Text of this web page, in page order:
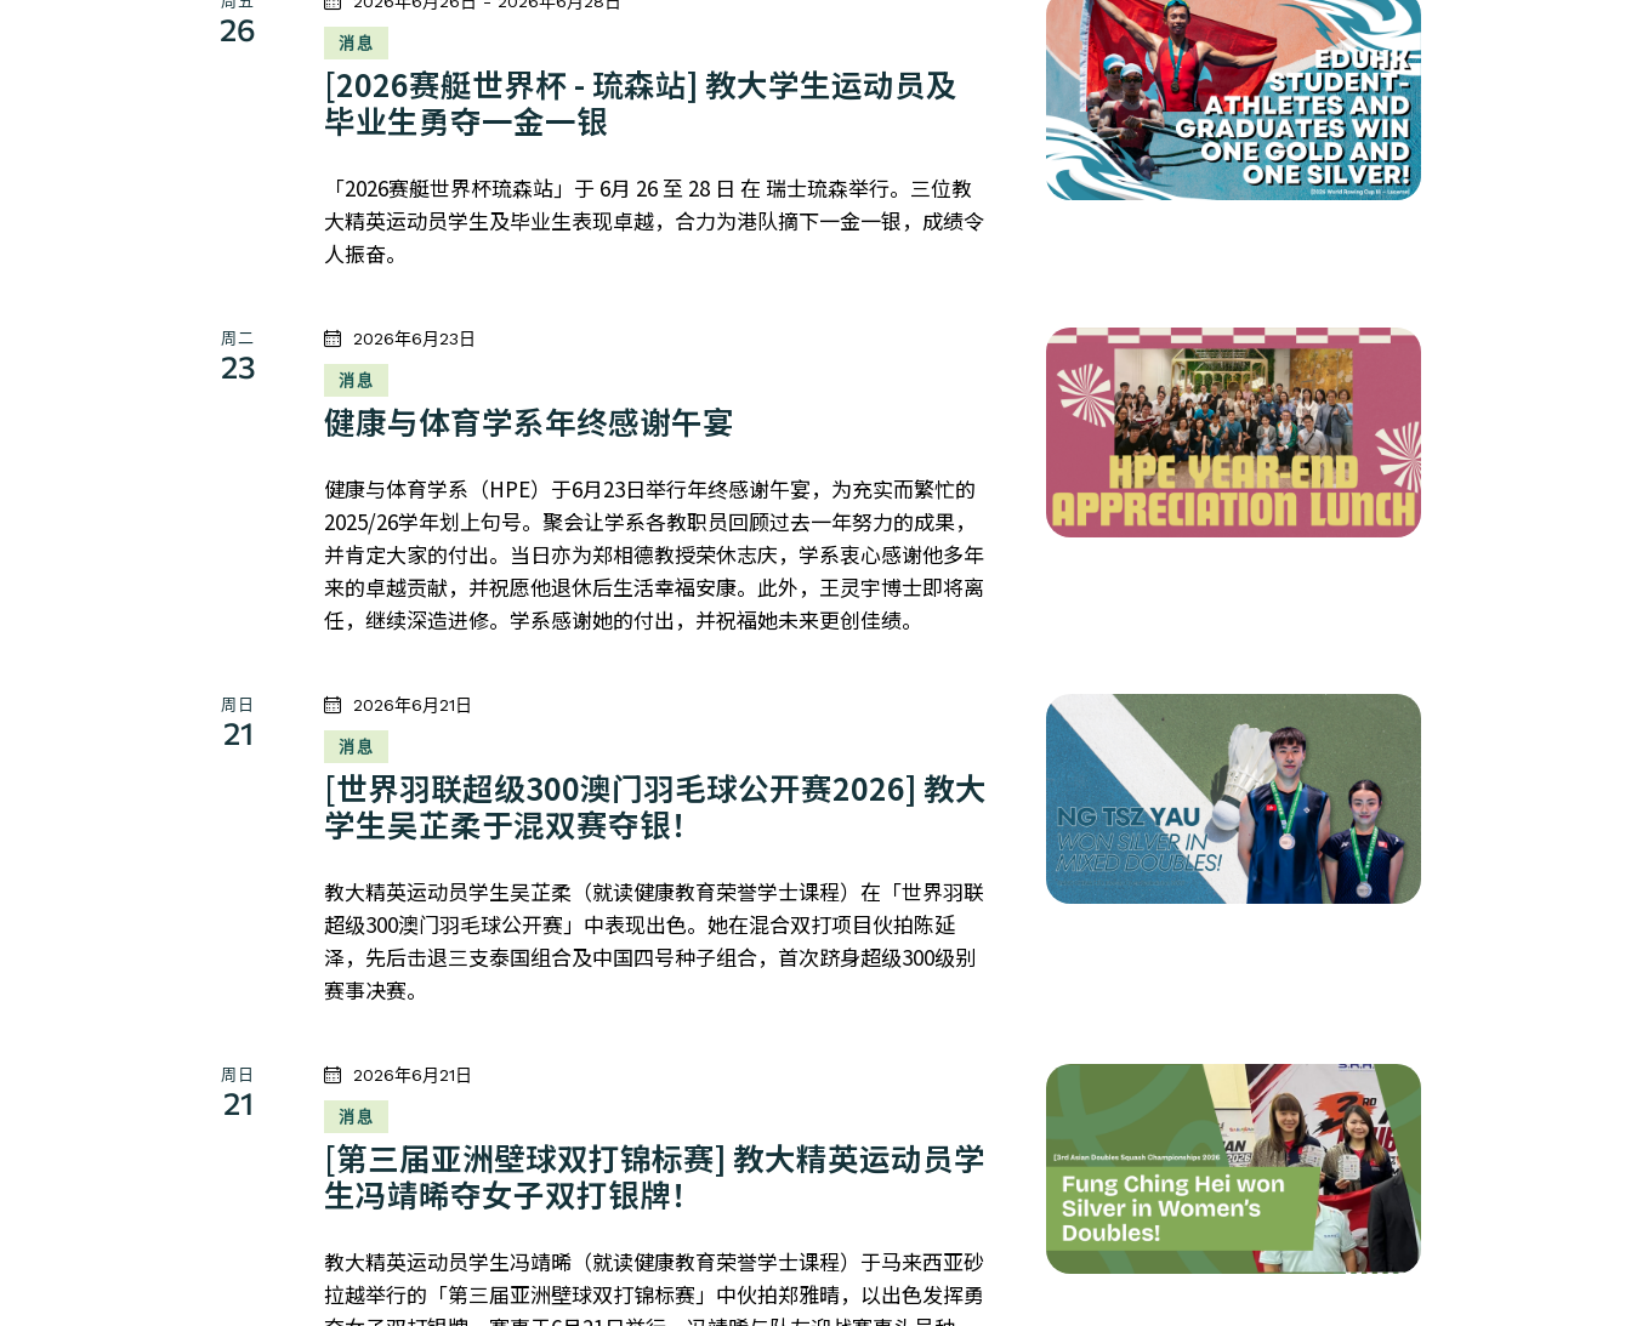
26
[2026赛艇世界杯 - 琉森站] 教大学生运动员及
毕业生勇夺一金一银
消息
「2026赛艇世界杯琉森站」于 6月 26 至 28 日 在 瑞士琉森举行。三位教
大精英运动员学生及毕业生表现卓越，合力为港队摘下一金一银，成绩令
人振奋。
周二
23
健康与体育学系年终感谢午宴
2026年6月23日
消息
健康与体育学系（HPE）于6月23日举行年终感谢午宴，为充实而繁忙的
2025/26学年划上句号。聚会让学系各教职员回顾过去一年努力的成果，
并肯定大家的付出。当日亦为郑相德教授荣休志庆，学系衷心感谢他多年
来的卓越贡献，并祝愿他退休后生活幸福安康。此外，王灵宇博士即将离
任，继续深造进修。学系感谢她的付出，并祝福她未来更创佳绩。
周日
21
[世界羽联超级300澳门羽毛球公开赛2026] 教大
学生吴芷柔于混双赛夺银！
2026年6月21日
消息
教大精英运动员学生吴芷柔（就读健康教育荣誉学士课程）在「世界羽联
超级300澳门羽毛球公开赛」中表现出色。她在混合双打项目伙拍陈延
泽，先后击退三支泰国组合及中国四号种子组合，首次跻身超级300级别
赛事决赛。
周日
21
[第三届亚洲壁球双打锦标赛] 教大精英运动员学
生冯靖晞夺女子双打银牌！
2026年6月21日
消息
教大精英运动员学生冯靖晞（就读健康教育荣誉学士课程）于马来西亚砂
拉越举行的「第三届亚洲壁球双打锦标赛」中伙拍郑雅晴，以出色发挥勇